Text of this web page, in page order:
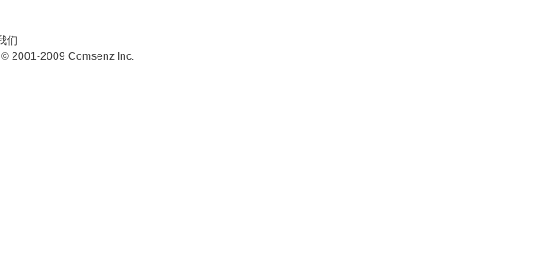
们
2001-2009 Comsenz Inc.